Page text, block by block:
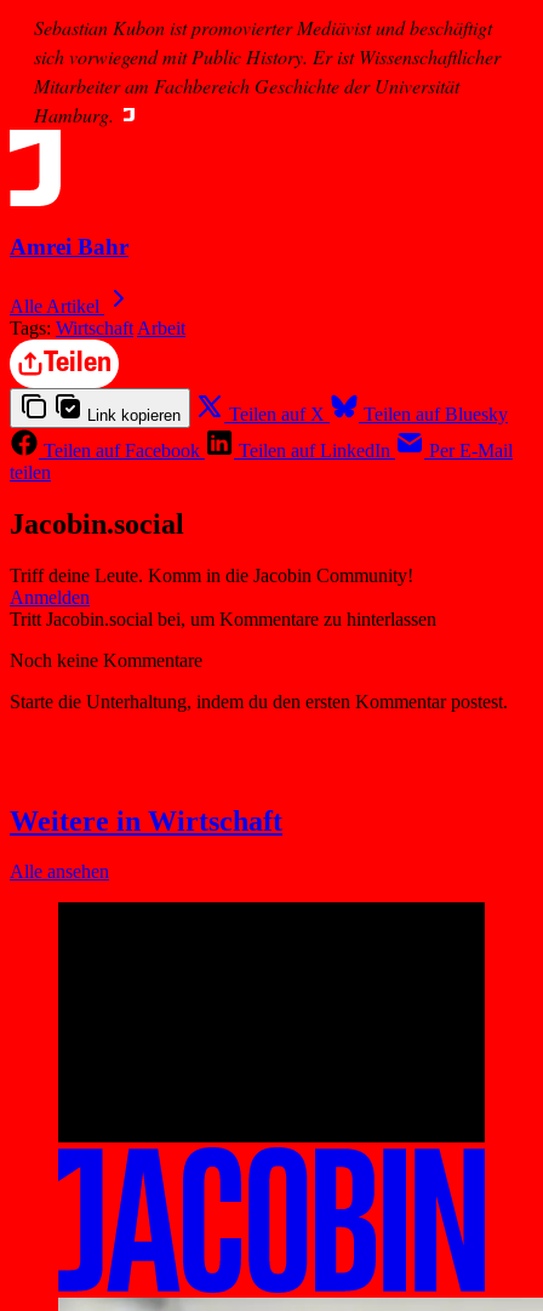
Sebastian Kubon ist promovierter Mediävist und beschäftigt
sich vorwiegend mit Public History. Er ist Wissenschaftlicher
Mitarbeiter am Fachbereich Geschichte der Universität
Hamburg.
Amrei Bahr
Alle Artikel
Tags: Wirtschaft Arbeit
Teilen
Link kopieren Teilen auf X
Teilen auf Bluesky
Teilen auf Facebook
Teilen auf LinkedIn
Per E-Mail
teilen
Jacobin.social
Triff deine Leute. Komm in die Jacobin Community!
Weitere in Wirtschaft
Alle ansehen